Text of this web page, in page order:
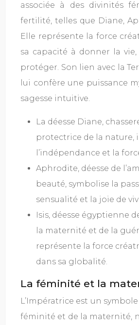
associée à des divinités
fertilité, telles que Diane,
Elle représente la force
sa capacité à donner la
protéger. Son lien avec la
lui confère une puissance
sagesse intuitive.
La déesse Diane,
protectrice de la nature,
l’indépendance et la
Aphrodite, déesse de
beauté, symbolise la
sensualité et la joie de
Isis, déesse égyptienne
la maternité et de la
représente la force
dans sa globalité.
La féminité et la
L’Impératrice est un
féminité et de la maternité,